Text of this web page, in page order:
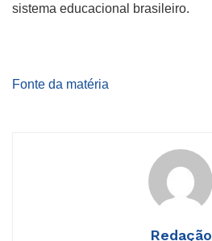
sistema educacional brasileiro.
Fonte da matéria
Redação